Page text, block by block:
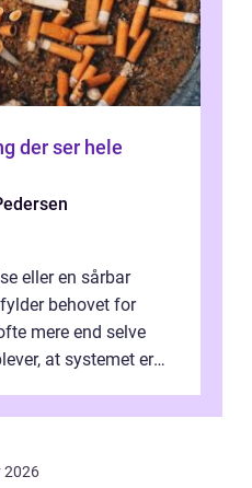
der ser hele
eller en sårbar
behovet for
mere end selve
at systemet er
2026